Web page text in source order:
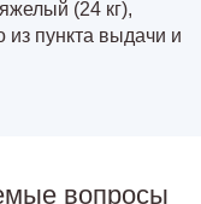
(24 кг),
из пункта выдачи и
вопросы